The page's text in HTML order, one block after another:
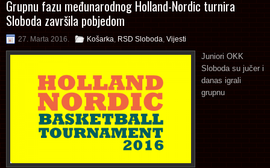
Grupnu fazu međunarodnog Holland-Nordic turnira
Sloboda završila pobjedom
27. Marta 2016. Košarka RSD Sloboda Vijesti
Juniori OKK
Sloboda su jučer i
danas igrali
grupnu